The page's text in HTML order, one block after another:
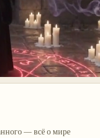
— всё о мире